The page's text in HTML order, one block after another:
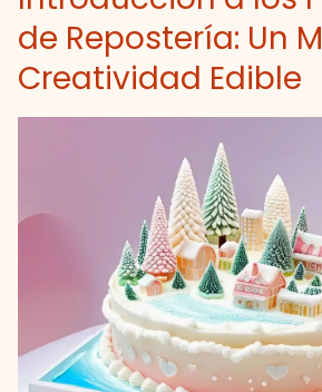
de Repostería: Un
Creatividad Edible